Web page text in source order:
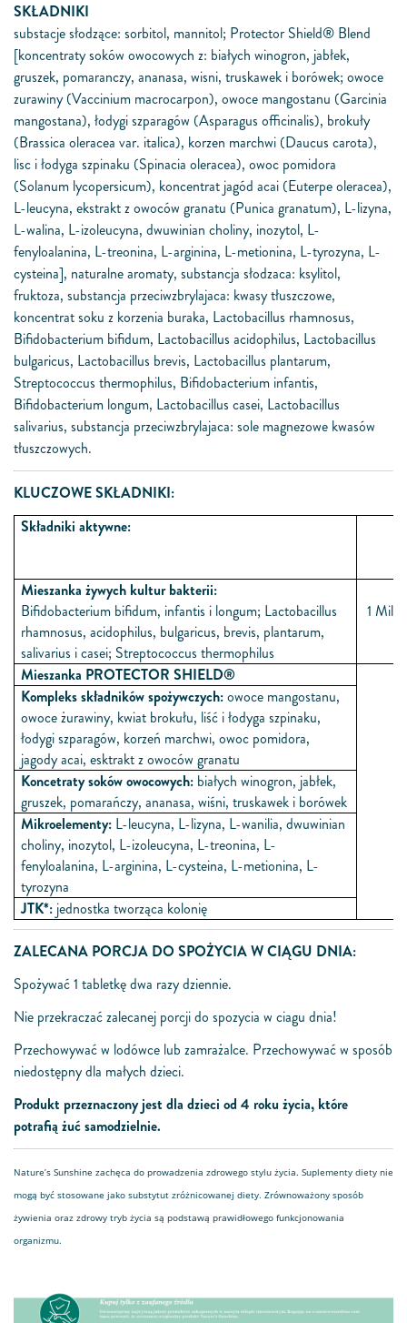
SKŁADNIKI
substacje słodzące: sorbitol, mannitol; Protector Shield® Blend
[koncentraty soków owocowych z: białych winogron, jabłek,
gruszek, pomaranczy, ananasa, wisni, truskawek i borówek; owoce
zurawiny (Vaccinium macrocarpon), owoce mangostanu (Garcinia
mangostana), łodygi szparagów (Asparagus officinalis), brokuły
(Brassica oleracea var. italica), korzen marchwi (Daucus carota),
lisc i łodyga szpinaku (Spinacia oleracea), owoc pomidora
(Solanum lycopersicum), koncentrat jagód acai (Euterpe oleracea),
L-leucyna, ekstrakt z owoców granatu (Punica granatum), L-lizyna,
L-walina, L-izoleucyna, dwuwinian choliny, inozytol, L-
fenyloalanina, L-treonina, L-arginina, L-metionina, L-tyrozyna, L-
cysteina], naturalne aromaty, substancja słodzaca: ksylitol,
fruktoza, substancja przeciwzbrylajaca: kwasy tłuszczowe,
koncentrat soku z korzenia buraka, Lactobacillus rhamnosus,
Bifidobacterium bifidum, Lactobacillus acidophilus, Lactobacillus
bulgaricus, Lactobacillus brevis, Lactobacillus plantarum,
Streptococcus thermophilus, Bifidobacterium infantis,
Bifidobacterium longum, Lactobacillus casei, Lactobacillus
salivarius, substancja przeciwzbrylajaca: sole magnezowe kwasów
tłuszczowych.
KLUCZOWE SKŁADNIKI:
Składniki aktywne:
Mieszanka żywych kultur bakterii:
Bifidobacterium bifidum, infantis i longum; Lactobacillus
rhamnosus, acidophilus, bulgaricus, brevis, plantarum,
salivarius i casei; Streptococcus thermophilus
1
Mieszanka PROTECTOR SHIELD®
Kompleks składników spożywczych:owoce mangostanu,
owoce żurawiny, kwiat brokułu, liść i łodyga szpinaku,
łodygi szparagów, korzeń marchwi, owoc pomidora,
jagody acai, esktrakt z owoców granatu
Koncetraty soków owocowych: białych winogron, jabłek,
gruszek, pomarańczy, ananasa, wiśni, truskawek i borówek
Mikroelementy: L-leucyna, L-lizyna, L-wanilia, dwuwinian
choliny, inozytol, L-izoleucyna, L-treonina, L-
fenyloalanina, L-arginina, L-cysteina, L-metionina, L-
tyrozyna
JTK*: jednostka tworząca kolonię
ZALECANA PORCJA DO SPOŻYCIA W CIĄGU DNIA:
Spożywać 1 tabletkę dwa razy dziennie.
Nie przekraczać zalecanej porcji do spozycia w ciagu dnia!
Przechowywać w lodówce lub zamrażalce. Przechowywać w sposób
niedostępny dla małych dzieci.
Produkt przeznaczonyjest dla dzieci od 4 roku życia, które
potrafią żuć samodzielnie.
Nature’s Sunshine zachęca do prowadzenia zdrowego stylu życia. Suplementy diety nie
mogą być stosowane jako substytut zróżnicowanej diety. Zrównoważony sposób
żywienia oraz zdrowy tryb życia są podstawą prawidłowego funkcjonowania
organizmu.